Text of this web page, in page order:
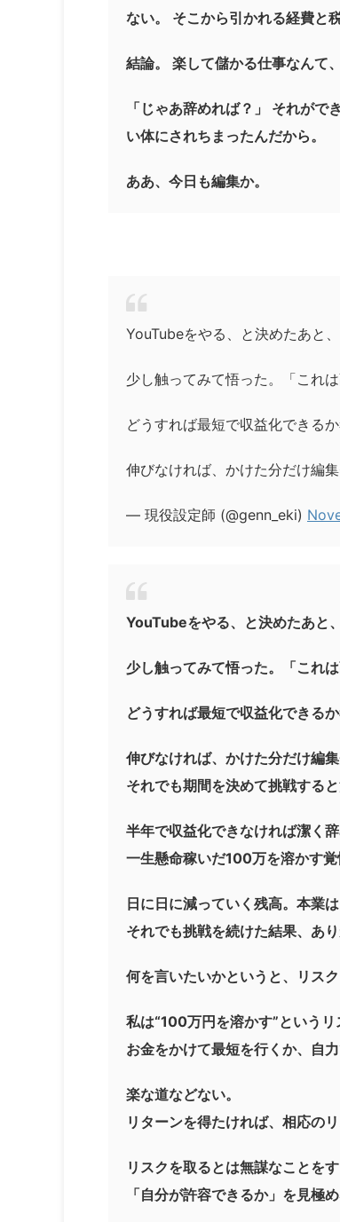
ない。 そこから引かれる経費と
結論。 楽して儲かる仕事なんて
「じゃあ辞めれば？」 それが
い体にされちまったんだから。
ああ、今日も編集か。
YouTubeをやる、と決めたあと
少し触ってみて悟った。「これ
どうすれば最短で収益化できる
伸びなければ、かけた分だけ編
— 現役設定師 (@genn_eki)
YouTubeをやる、と決めたあと
少し触ってみて悟った。「これ
どうすれば最短で収益化できる
伸びなければ、かけた分だけ編集
それでも期間を決めて挑戦すると
半年で収益化できなければ潔く辞
一生懸命稼いだ100万を溶かす覚
日に日に減っていく残高。本業は
それでも挑戦を続けた結果、あ
何を言いたいかというと、リス
私は“100万円を溶かす”というリ
お金をかけて最短を行くか、自
楽な道などない。
リターンを得たければ、相応のリ
リスクを取るとは無謀なことをす
「自分が許容できるか」を見極